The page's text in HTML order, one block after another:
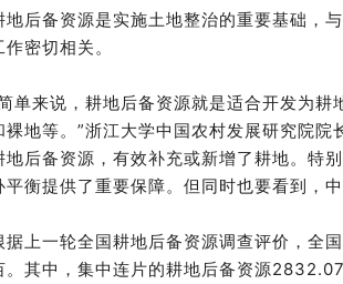
地后备资源是实施土地整治的重要基础，
作密切相关。
单来说，耕地后备资源就是适合开发为
裸地等。”浙江大学中国农村发展研究院
地后备资源，有效补充或新增了耕地。特
平衡提供了重要保障。但同时也要看到，
据上一轮全国耕地后备资源调查评价，全
。其中，集中连片的耕地后备资源